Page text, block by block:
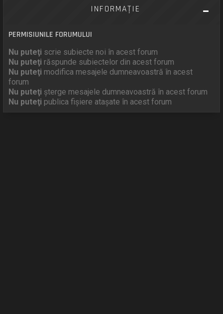
INFORMAŢIE
PERMISIUNILE FORUMULUI
Nu puteţi scrie subiecte noi în acest forum
Nu puteţi răspunde subiectelor din acest forum
Nu puteţi modifica mesajele dumneavoastră în acest
forum
Nu puteţi şterge mesajele dumneavoastră în acest forum
Nu puteţi publica fişiere ataşate în acest forum